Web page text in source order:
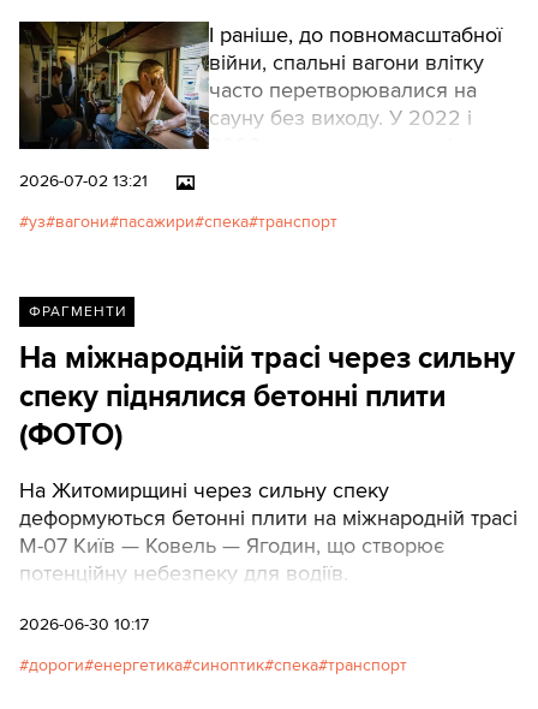
І раніше, до повномасштабної
війни, спальні вагони влітку
часто перетворювалися на
сауну без виходу. У 2022 і
часі», та й хаяти залізницю не
не лише доставку з точки А до
точки Б у пекельних умовах.
2026-07-02 13:21
уз вагони пасажири спека транспорт
ФРАГМЕНТИ
На міжнародній трасі через сильну
спеку піднялися бетонні плити
(ФОТО)
На Житомирщині через сильну спеку
деформуються бетонні плити на міжнародній трасі
М-07 Київ — Ковель — Ягодин, що створює
потенційну небезпеку для водіїв.
2026-06-30 10:17
дороги енергетика синоптик спека транспорт